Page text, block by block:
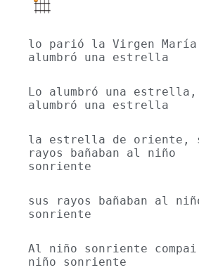
lo parió la Virgen
alumbró una estrella
Lo alumbró una estrella,
alumbró una estrella
la estrella de oriente,
rayos bañaban al niño
sonriente
sus rayos bañaban al
sonriente
Al niño sonriente
niño sonriente